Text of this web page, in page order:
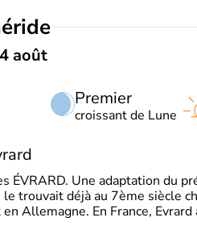
août
Premier
croissant de Lune
ÉVRARD. Une adaptation du
le trouvait déjà au 7ème siècle
Allemagne. En France,